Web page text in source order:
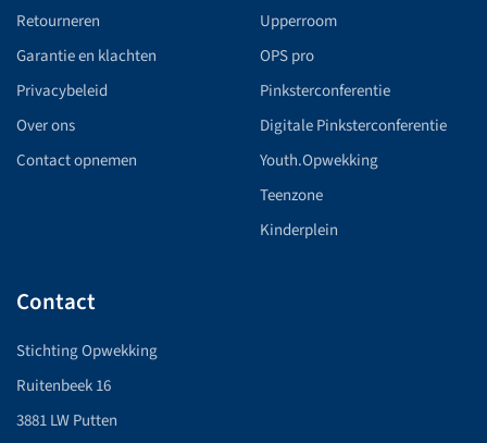
Retourneren
Garantie en klachten
Privacybeleid
Over ons
Contact opnemen
Upperroom
OPS pro
Pinksterconferentie
Digitale Pinksterconferentie
Youth.Opwekking
Teenzone
Kinderplein
Contact
Stichting Opwekking
Ruitenbeek 16
3881 LW Putten